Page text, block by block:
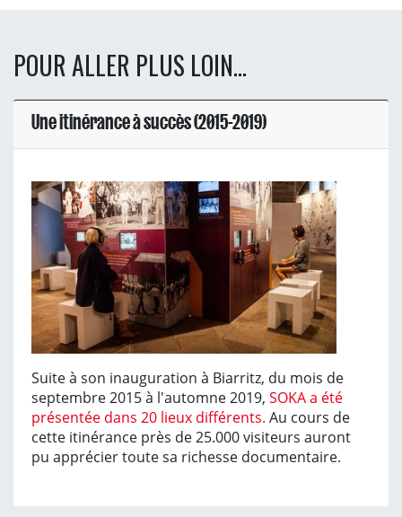
POUR ALLER PLUS LOIN...
Une itinérance à succès (2015-2019)
Suite à son inauguration à Biarritz, du mois de
septembre 2015 à l'automne 2019, SOKA a été
présentée dans 20 lieux différents. Au cours de
cette itinérance près de 25.000 visiteurs auront
pu apprécier toute sa richesse documentaire.